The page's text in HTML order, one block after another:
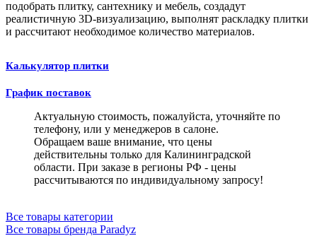
подобрать плитку, сантехнику и мебель, создадут
реалистичную 3D-визуализацию, выполнят раскладку плитки
и рассчитают необходимое количество материалов.
Калькулятор плитки
График поставок
Актуальную стоимость, пожалуйста, уточняйте по
телефону, или у менеджеров в салоне.
Обращаем ваше внимание, что цены
действительны только для Калининградской
области. При заказе в регионы РФ - цены
рассчитываются по индивидуальному запросу!
Все товары категории
Все товары бренда Paradyz